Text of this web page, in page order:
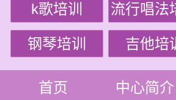
k歌培训 流行唱法
钢琴培训 吉他培训
首页 中心简介